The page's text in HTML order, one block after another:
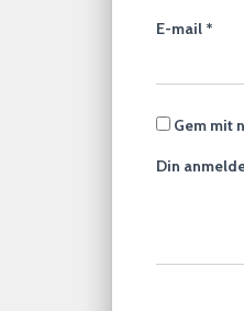
E-mail *
Gem mit
Din